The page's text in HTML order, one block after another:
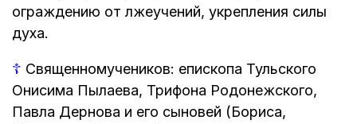
ограждению от лжеучений, укрепления силы
духа.
☦ Священномучеников: епископа Тульского
Онисима Пылаева, Трифона Родонежского,
Павла Дернова и его сыновей (Бориса,